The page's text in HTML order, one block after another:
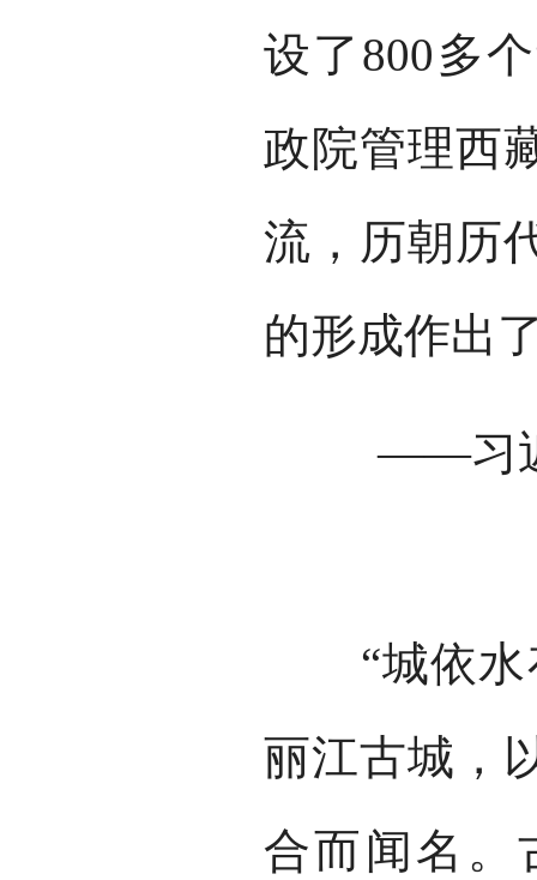
设了800多
政院管理西
流，历朝历
的形成作出
——习近
“城依水
丽江古城，
合而闻名。